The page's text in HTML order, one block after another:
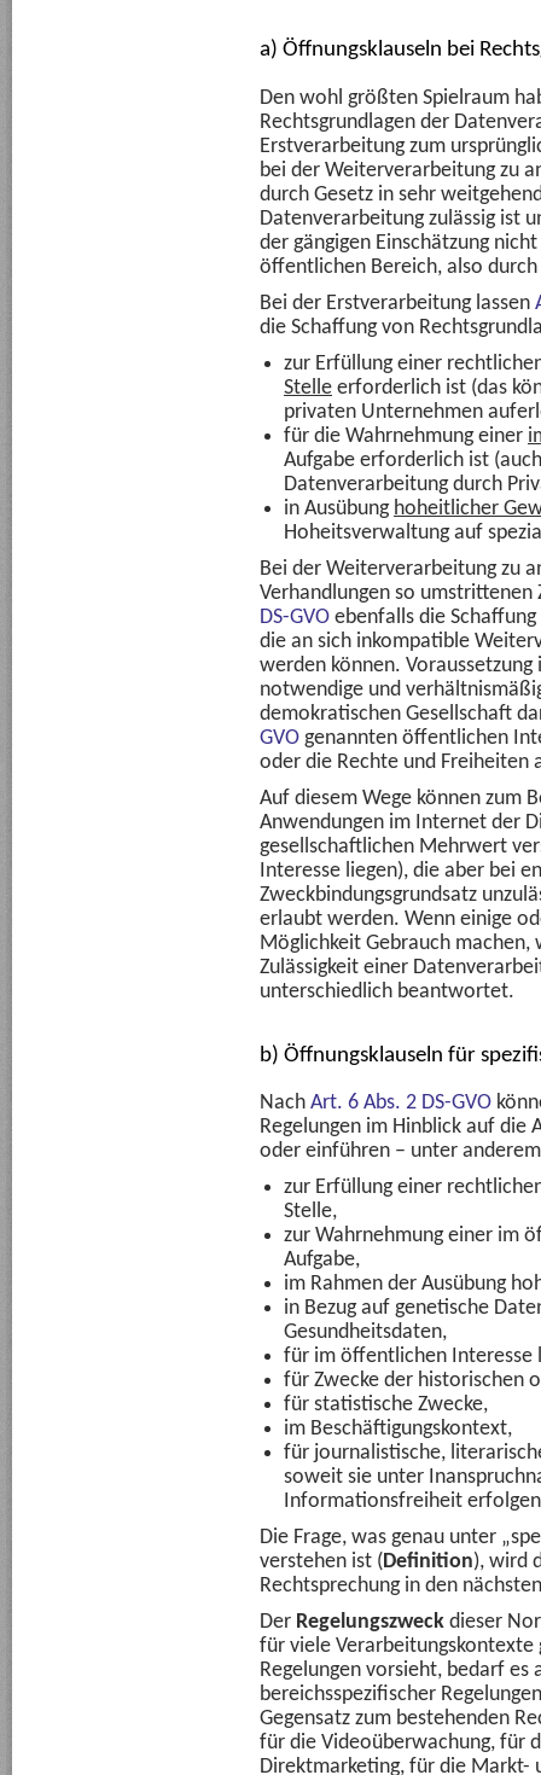
a) Öffnungsklauseln bei
Den wohl größten Spielraum
Rechtsgrundlagen der
Erstverarbeitung zum
bei der Weiterverarbeitung zu
durch Gesetz in sehr
Datenverarbeitung zulässig ist
der gängigen Einschätzung
öffentlichen Bereich, also
Bei der Erstverarbeitung lassen
die Schaffung von
zur Erfüllung einer
Stelle erforderlich ist (das
privaten Unternehmen
für die Wahrnehmung einer
Aufgabe erforderlich ist
Datenverarbeitung durch
in Ausübung hoheitlicher
Hoheitsverwaltung auf
Bei der Weiterverarbeitung zu
Verhandlungen so
DS-GVO ebenfalls die
die an sich inkompatible
werden können. Voraussetzung
notwendige und
demokratischen Gesellschaft
GVO genannten öffentlichen
oder die Rechte und Freiheiten
Auf diesem Wege können zum
Anwendungen im Internet der
gesellschaftlichen Mehrwert
Interesse liegen), die aber bei
Zweckbindungsgrundsatz
erlaubt werden. Wenn einige
Möglichkeit Gebrauch machen,
Zulässigkeit einer
unterschiedlich beantwortet.
b) Öffnungsklauseln für
Nach Art. 6 Abs. 2 DS-GVO
Regelungen im Hinblick auf die
oder einführen – unter
zur Erfüllung einer
Stelle,
zur Wahrnehmung einer im
Aufgabe,
im Rahmen der Ausübung
in Bezug auf genetische
Gesundheitsdaten,
für im öffentlichen Interesse
für Zwecke der historischen
für statistische Zwecke,
im Beschäftigungskontext,
für journalistische,
soweit sie unter
Informationsfreiheit
Die Frage, was genau unter
verstehen ist (Definition), wird
Rechtsprechung in den
Der Regelungszweck dieser
für viele
Regelungen vorsieht, bedarf es
bereichsspezifischer
Gegensatz zum bestehenden
für die Videoüberwachung, für
Direktmarketing, für die Markt-